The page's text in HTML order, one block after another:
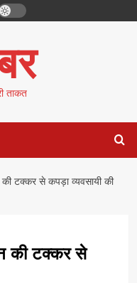
ताकत
की टक्कर से कपड़ा व्यवसायी की
की टक्कर से